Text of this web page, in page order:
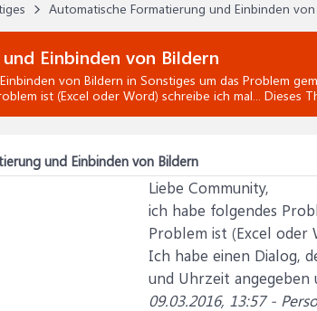
Automatische Formatierung und Einbinden
Einbinden von Bildern
von Bildern in Sonstiges um das Problem
ist (Excel oder Word) schreibe ich mal... Dieses
und Einbinden von Bildern
Liebe Community,
ich habe folgendes
Problem ist (Excel oder
Ich habe einen Dialog,
und Uhrzeit angegeben
09.03.2016, 13:57 -